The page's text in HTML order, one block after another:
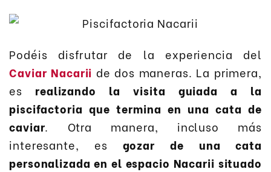
Podéis disfrutar de la experiencia del
Caviar Nacarii de dos maneras. La primera,
es realizando la visita guiada a la
piscifactoria que termina en una cata de
caviar. Otra manera, incluso más
interesante, es gozar de una cata
personalizada en el espacio Nacarii situado